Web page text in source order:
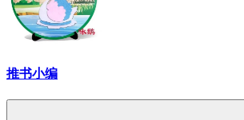
推书小编